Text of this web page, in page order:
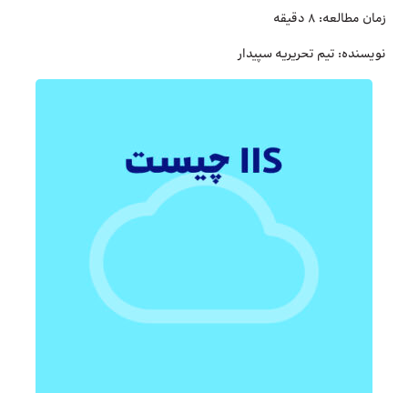
زمان مطالعه: 8 دقیقه
نویسنده: تیم تحریریه سپیدار